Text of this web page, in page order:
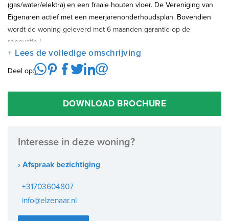
(gas/water/elektra) en een fraaie houten vloer. De Vereniging van
Eigenaren actief met een meerjarenonderhoudsplan. Bovendien
wordt de woning geleverd met 6 maanden garantie op de
renovatie !
Enige pluspunten van de woning:
+ Riante tuin op het zuid-westen
+ Splinternieuwe keuken met inbouwapparatuur
+ Splinternieuwe luxe badkamer en toilet
Gunstige ligging t.o.v. Park den Burgh, winkels Goeverneurlaan met
Stadscentrum. In nabijheid van het overig openbaarvervoer en
Indeling:
+ Lees de volledige omschrijving
Deel op:
DOWNLOAD BROCHURE
Interesse in deze woning?
› Afspraak bezichtiging
+31703604807
info@elzenaar.nl